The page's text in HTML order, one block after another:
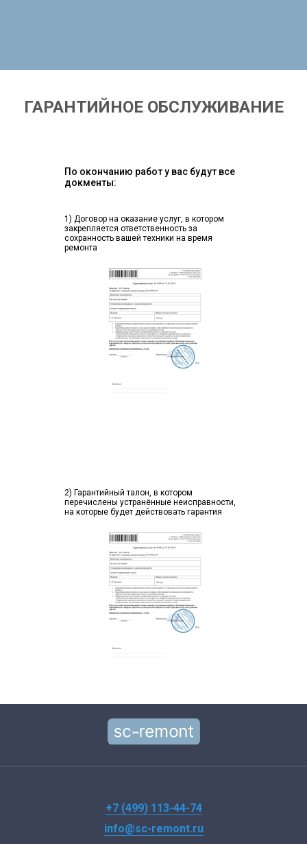
ГАРАНТИЙНОЕ ОБСЛУЖИВАНИЕ
По окончанию работ у вас будут все
докменты:
1) Договор на оказание услуг, в котором
закрепляется ответственность за
сохранность вашей техники на время
ремонта
2) Гарантийный талон, в котором
перечислены устранённые неисправности,
на которые будет действовать гарантия
+7 (499) 113-44-74
info@sc-remont.ru